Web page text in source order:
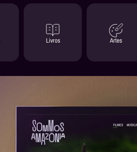
Livros Artes